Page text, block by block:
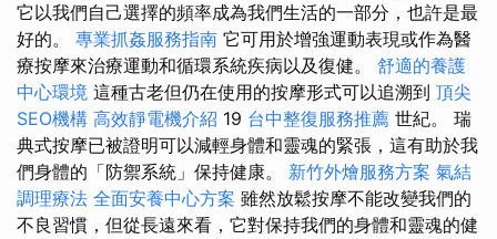
它以我們自己選擇的頻率成為我們生活的一部分，也許是最
好的。 專業抓姦服務指南 它可用於增強運動表現或作為醫
療按摩來治療運動和循環系統疾病以及復健。 舒適的養護
中心環境 這種古老但仍在使用的按摩形式可以追溯到 頂尖
SEO機構 高效靜電機介紹 19 台中整復服務推薦 世紀。 瑞
典式按摩已被證明可以減輕身體和靈魂的緊張，這有助於我
們身體的「防禦系統」保持健康。 新竹外燴服務方案 氣結
調理療法 全面安養中心方案 雖然放鬆按摩不能改變我們的
不良習慣，但從長遠來看，它對保持我們的身體和靈魂的健